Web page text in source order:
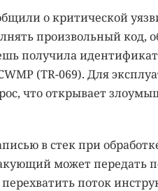
о критической
произвольный
получила
(TR-069). Для
что открывает
в стек при
может передать
поток